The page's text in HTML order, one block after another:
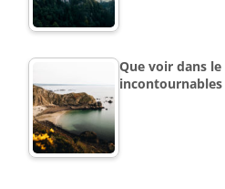
Que voir dans
incontournables